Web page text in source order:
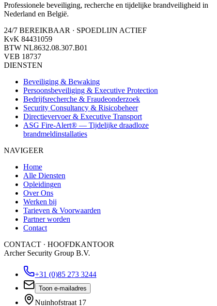
Professionele beveiliging, recherche en tijdelijke brandveiligheid in
Nederland en België.
24/7 BEREIKBAAR · SPOEDLIJN ACTIEF
KvK 84431059
BTW NL8632.08.307.B01
VEB 18737
DIENSTEN
Beveiliging & Bewaking
Persoonsbeveiliging & Executive Protection
Bedrijfsrecherche & Fraudeonderzoek
Security Consultancy & Risicobeheer
Directievervoer & Executive Transport
ASG Fire-Alert® — Tijdelijke draadloze
brandmeldinstallaties
NAVIGEER
Home
Alle Diensten
Opleidingen
Over Ons
Werken bij
Tarieven & Voorwaarden
Partner worden
Contact
CONTACT · HOOFDKANTOOR
Archer Security Group B.V.
+31 (0)85 273 3244
Toon e-mailadres
Nuinhofstraat 17